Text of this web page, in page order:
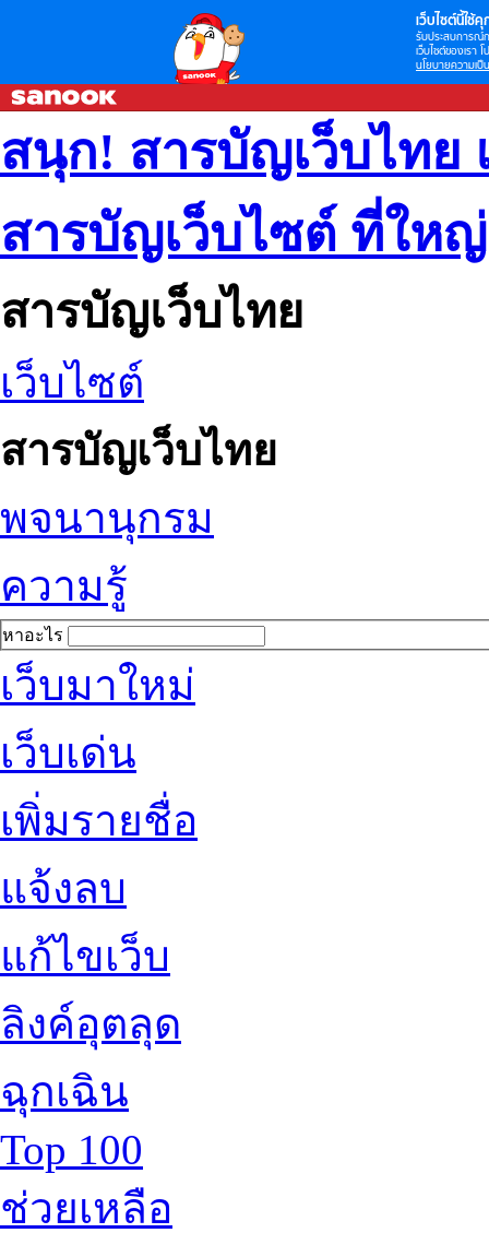
เว็บไซต์นี้ใช้คุ
รับประสบการณ์
เว็บไซต์ของเรา
นโยบายความเป็
สนุก! สารบัญเว็บไทย
สารบัญเว็บไซต์ ที่ให
สารบัญเว็บไทย
เว็บไซต์
สารบัญเว็บไทย
พจนานุกรม
ความรู้
หาอะไร
เว็บมาใหม่
เว็บเด่น
เพิ่มรายชื่อ
แจ้งลบ
แก้ไขเว็บ
ลิงค์อุตลุด
ฉุกเฉิน
Top 100
ช่วยเหลือ